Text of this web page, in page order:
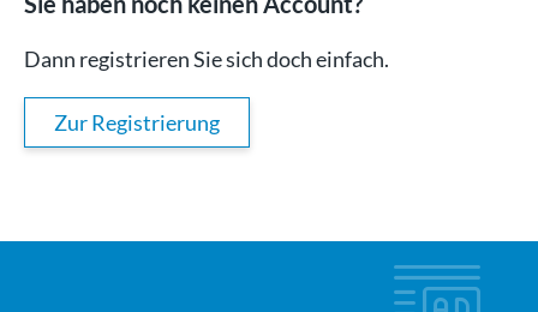
Dann registrieren Sie sich doch einfach.
Zur Registrierung